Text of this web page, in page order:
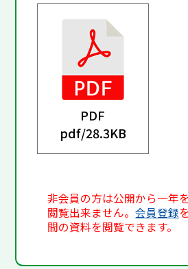
PDF
pdf/28.3KB
非会員の方は公開から一年
閲覧出来ません。会員登録
間の資料を閲覧できます。